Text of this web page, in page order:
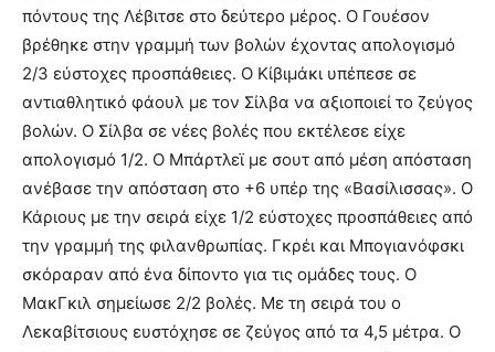
πόντους της Λέβιτσε στο δεύτερο μέρος. Ο Γουέσον
βρέθηκε στην γραμμή των βολών έχοντας απολογισμό
2/3 εύστοχες προσπάθειες. Ο Κίβιμάκι υπέπεσε σε
αντιαθλητικό φάουλ με τον Σίλβα να αξιοποιεί το ζεύγος
βολών. Ο Σίλβα σε νέες βολές που εκτέλεσε είχε
απολογισμό 1/2. Ο Μπάρτλεϊ με σουτ από μέση απόσταση
ανέβασε την απόσταση στο +6 υπέρ της «Βασίλισσας». Ο
Κάριους με την σειρά είχε 1/2 εύστοχες προσπάθειες από
την γραμμή της φιλανθρωπίας. Γκρέι και Μπογιανόφσκι
σκόραραν από ένα δίποντο για τις ομάδες τους. Ο
ΜακΓκιλ σημείωσε 2/2 βολές. Με τη σειρά του ο
Λεκαβίτσιους ευστόχησε σε ζεύγος από τα 4,5 μέτρα. Ο